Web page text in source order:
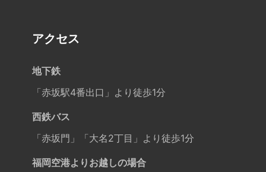
アクセス
地下鉄
「赤坂駅4番出口」より徒歩1分
西鉄バス
「赤坂門」「大名2丁目」より徒歩1分
福岡空港よりお越しの場合